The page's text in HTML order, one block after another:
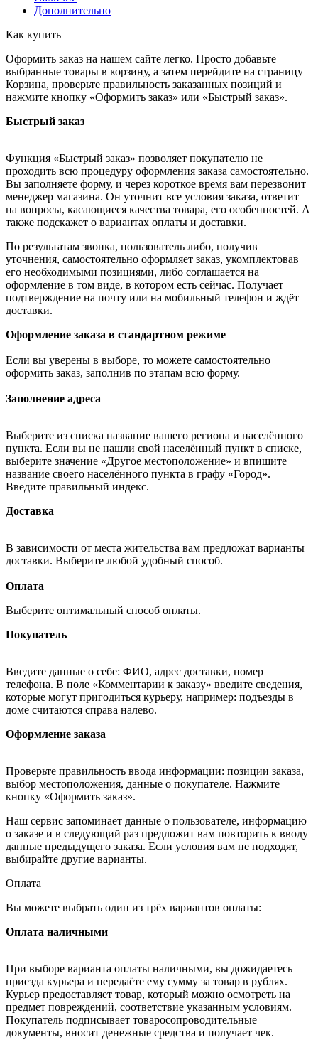
Дополнительно
Как купить
Оформить заказ на нашем сайте легко. Просто добавьте
выбранные товары в корзину, а затем перейдите на страницу
Корзина, проверьте правильность заказанных позиций и
нажмите кнопку «Оформить заказ» или «Быстрый заказ».
Быстрый заказ
Функция «Быстрый заказ» позволяет покупателю не
проходить всю процедуру оформления заказа самостоятельно.
Вы заполняете форму, и через короткое время вам перезвонит
менеджер магазина. Он уточнит все условия заказа, ответит
на вопросы, касающиеся качества товара, его особенностей. А
также подскажет о вариантах оплаты и доставки.
По результатам звонка, пользователь либо, получив
уточнения, самостоятельно оформляет заказ, укомплектовав
его необходимыми позициями, либо соглашается на
оформление в том виде, в котором есть сейчас. Получает
подтверждение на почту или на мобильный телефон и ждёт
доставки.
Оформление заказа в стандартном режиме
Если вы уверены в выборе, то можете самостоятельно
оформить заказ, заполнив по этапам всю форму.
Заполнение адреса
Выберите из списка название вашего региона и населённого
пункта. Если вы не нашли свой населённый пункт в списке,
выберите значение «Другое местоположение» и впишите
название своего населённого пункта в графу «Город».
Введите правильный индекс.
Доставка
В зависимости от места жительства вам предложат варианты
доставки. Выберите любой удобный способ.
Оплата
Выберите оптимальный способ оплаты.
Покупатель
Введите данные о себе: ФИО, адрес доставки, номер
телефона. В поле «Комментарии к заказу» введите сведения,
которые могут пригодиться курьеру, например: подъезды в
доме считаются справа налево.
Оформление заказа
Проверьте правильность ввода информации: позиции заказа,
выбор местоположения, данные о покупателе. Нажмите
кнопку «Оформить заказ».
Наш сервис запоминает данные о пользователе, информацию
о заказе и в следующий раз предложит вам повторить к вводу
данные предыдущего заказа. Если условия вам не подходят,
выбирайте другие варианты.
Оплата
Вы можете выбрать один из трёх вариантов оплаты:
Оплата наличными
При выборе варианта оплаты наличными, вы дожидаетесь
приезда курьера и передаёте ему сумму за товар в рублях.
Курьер предоставляет товар, который можно осмотреть на
предмет повреждений, соответствие указанным условиям.
Покупатель подписывает товаросопроводительные
документы, вносит денежные средства и получает чек.